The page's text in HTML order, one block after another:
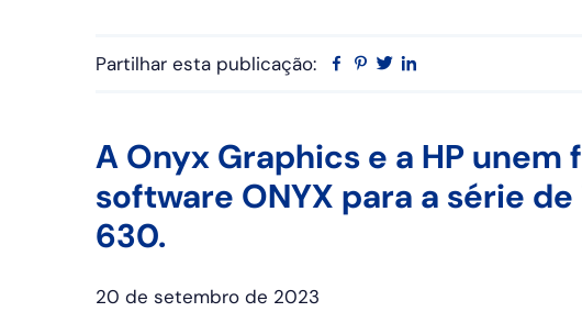
Partilhar esta publicação: Facebook
Pinterest
Twitter
A Onyx Graphics e a HP
software ONYX para a série
630.
20 de setembro de 2023